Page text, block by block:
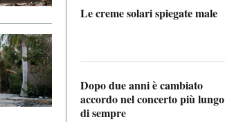
Le creme solari spiegate male
Dopo due anni è cambiato
accordo nel concerto più lungo
di sempre